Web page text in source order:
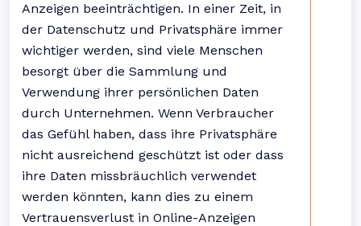
Anzeigen beeinträchtigen. In einer Zeit, in
der Datenschutz und Privatsphäre immer
wichtiger werden, sind viele Menschen
besorgt über die Sammlung und
Verwendung ihrer persönlichen Daten
durch Unternehmen. Wenn Verbraucher
das Gefühl haben, dass ihre Privatsphäre
nicht ausreichend geschützt ist oder dass
ihre Daten missbräuchlich verwendet
werden könnten, kann dies zu einem
Vertrauensverlust in Online-Anzeigen